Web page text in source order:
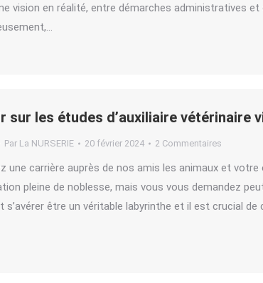
vision en réalité, entre démarches administratives
sur les études d’auxiliaire vétérinaire
Par La NURSERIE 20 février 2024 2 Commentaires
une carrière auprès de nos amis les animaux et
pleine de noblesse, mais vous vous demandez
être un véritable labyrinthe et il est crucial